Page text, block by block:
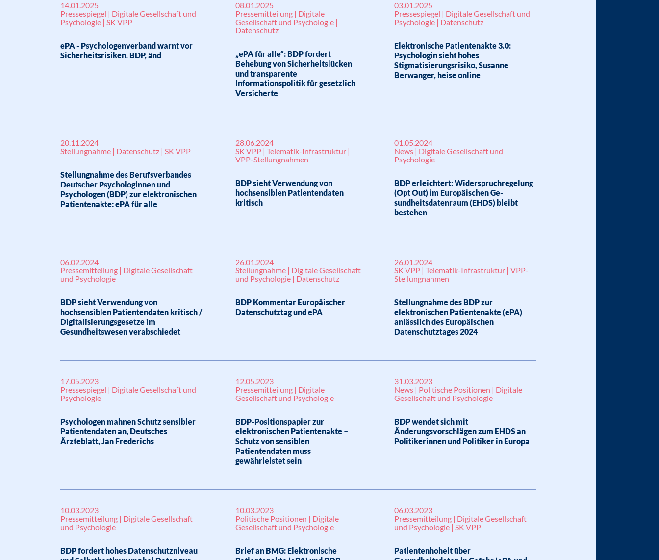
14.01.2025
Pressespiegel | Digitale Gesellschaft und
Psychologie | SK VPP
ePA - Psychologenverband warnt vor
Sicherheitsrisiken, BDP, änd
08.01.2025
Pressemitteilung | Digitale
Gesellschaft und Psychologie |
Datenschutz
„ePA für alle“: BDP fordert
Behebung von Sicherheitslücken
und transparente
Informationspolitik für gesetzlich
Versicherte
03.01.2025
Pressespiegel | Digitale Gesellschaft und
Psychologie | Datenschutz
Elektronische Patientenakte 3.0:
Psychologin sieht hohes
Stigmatisierungsrisiko, Susanne
Berwanger, heise online
20.11.2024
Stellungnahme | Datenschutz | SK VPP
Stellungnahme des Berufsverbandes
Deutscher Psychologinnen und
Psychologen (BDP) zur elektronischen
Patientenakte: ePA für alle
28.06.2024
SK VPP | Telematik-Infrastruktur |
VPP-Stellungnahmen
BDP sieht Verwendung von
hochsensiblen Patientendaten
kritisch
01.05.2024
News | Digitale Gesellschaft und
Psychologie
BDP erleichtert: Widerspruchregelung
(Opt Out) im Europäischen Ge-
sundheitsdatenraum (EHDS) bleibt
bestehen
06.02.2024
Pressemitteilung | Digitale Gesellschaft
und Psychologie
BDP sieht Verwendung von
hochsensiblen Patientendaten kritisch /
Digitalisierungsgesetze im
Gesundheitswesen verabschiedet
26.01.2024
Stellungnahme | Digitale Gesellschaft
und Psychologie | Datenschutz
BDP Kommentar Europäischer
Datenschutztag und ePA
26.01.2024
SK VPP | Telematik-Infrastruktur | VPP-
Stellungnahmen
Stellungnahme des BDP zur
elektronischen Patientenakte (ePA)
anlässlich des Europäischen
Datenschutztages 2024
17.05.2023
Pressespiegel | Digitale Gesellschaft und
Psychologie
Psychologen mahnen Schutz sensibler
Patientendaten an, Deutsches
Ärzteblatt, Jan Frederichs
12.05.2023
Pressemitteilung | Digitale
Gesellschaft und Psychologie
BDP-Positionspapier zur
elektronischen Patientenakte –
Schutz von sensiblen
Patientendaten muss
gewährleistet sein
31.03.2023
News | Politische Positionen | Digitale
Gesellschaft und Psychologie
BDP wendet sich mit
Änderungsvorschlägen zum EHDS an
Politikerinnen und Politiker in Europa
10.03.2023
Pressemitteilung | Digitale Gesellschaft
und Psychologie
BDP fordert hohes Datenschutzniveau
10.03.2023
Politische Positionen | Digitale
Gesellschaft und Psychologie
Brief an BMG: Elektronische
06.03.2023
Pressemitteilung | Digitale Gesellschaft
und Psychologie | SK VPP
Patientenhoheit über